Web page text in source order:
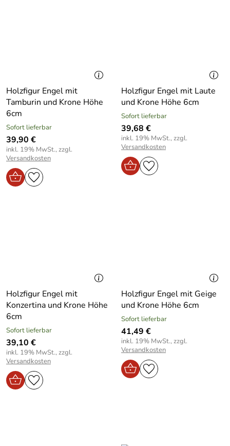
Holzfigur Engel mit
Tamburin und Krone Höhe
6cm
Sofort lieferbar
39,90 €
inkl. 19% MwSt., zzgl.
Versandkosten
Holzfigur Engel mit Laute
und Krone Höhe 6cm
Sofort lieferbar
39,68 €
inkl. 19% MwSt., zzgl.
Versandkosten
Holzfigur Engel mit
Konzertina und Krone Höhe
6cm
Sofort lieferbar
39,10 €
inkl. 19% MwSt., zzgl.
Versandkosten
Holzfigur Engel mit Geige
und Krone Höhe 6cm
Sofort lieferbar
41,49 €
inkl. 19% MwSt., zzgl.
Versandkosten